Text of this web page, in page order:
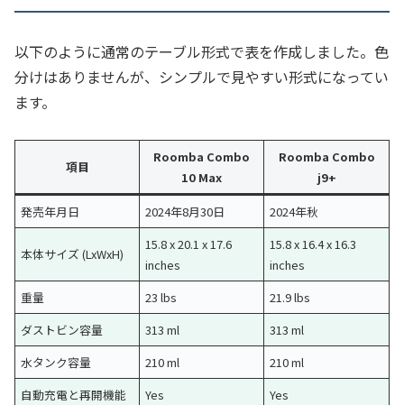
以下のように通常のテーブル形式で表を作成しました。色
分けはありませんが、シンプルで見やすい形式になってい
ます。
項目
Roomba Combo
10 Max
Roomba Combo
j9+
発売年月日
2024年8月30日 2024年秋
本体サイズ (LxWxH)
15.8 x 20.1 x 17.6
inches
15.8 x 16.4 x 16.3
inches
重量
23 lbs
21.9 lbs
ダストビン容量
313 ml
313 ml
水タンク容量
210 ml
210 ml
自動充電と再開機能
Yes
Yes